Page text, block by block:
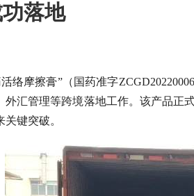
落地
络摩擦膏”（国药准字
外汇管理等跨境落地工作。该产品
键突破。